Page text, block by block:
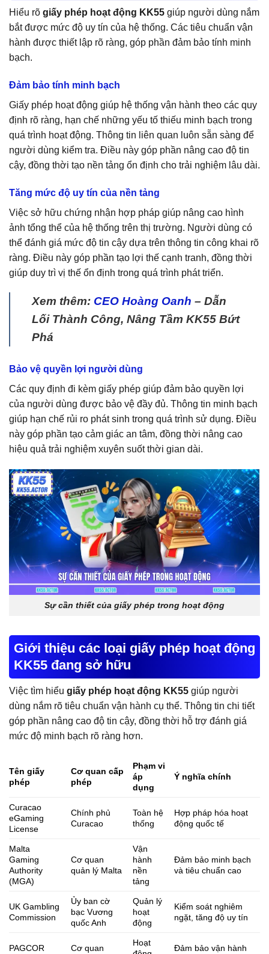
Hiểu rõ giấy phép hoạt động KK55 giúp người dùng nắm
bắt được mức độ uy tín của hệ thống. Các tiêu chuẩn vận
hành được thiết lập rõ ràng, góp phần đảm bảo tính minh
bạch.
Đảm bảo tính minh bạch
Giấy phép hoạt động giúp hệ thống vận hành theo các quy
định rõ ràng, hạn chế những yếu tố thiếu minh bạch trong
quá trình hoạt động. Thông tin liên quan luôn sẵn sàng để
người dùng kiểm tra. Điều này góp phần nâng cao độ tin
cậy, đồng thời tạo nền tảng ổn định cho trải nghiệm lâu dài.
Tăng mức độ uy tín của nền tảng
Việc sở hữu chứng nhận hợp pháp giúp nâng cao hình
ảnh tổng thể của hệ thống trên thị trường. Người dùng có
thể đánh giá mức độ tin cậy dựa trên thông tin công khai rõ
ràng. Điều này góp phần tạo lợi thế cạnh tranh, đồng thời
giúp duy trì vị thế ổn định trong quá trình phát triển.
Xem thêm: CEO Hoàng Oanh – Dẫn
Lối Thành Công, Nâng Tầm KK55 Bứt
Phá
Bảo vệ quyền lợi người dùng
Các quy định đi kèm giấy phép giúp đảm bảo quyền lợi
của người dùng được bảo vệ đầy đủ. Thông tin minh bạch
giúp hạn chế rủi ro phát sinh trong quá trình sử dụng. Điều
này góp phần tạo cảm giác an tâm, đồng thời nâng cao
hiệu quả trải nghiệm xuyên suốt thời gian dài.
Sự cần thiết của giấy phép trong hoạt động
Giới thiệu các loại giấy phép hoạt động
KK55 đang sở hữu
Việc tìm hiểu giấy phép hoạt động KK55 giúp người
dùng nắm rõ tiêu chuẩn vận hành cụ thể. Thông tin chi tiết
góp phần nâng cao độ tin cậy, đồng thời hỗ trợ đánh giá
mức độ minh bạch rõ ràng hơn.
Tên giấy
phép
Cơ quan cấp
phép
Phạm vi
áp
dụng
Ý nghĩa chính
Curacao
eGaming
License
Chính phủ
Curacao
Toàn hệ
thống
Hợp pháp hóa hoạt
động quốc tế
Malta
Gaming
Authority
(MGA)
Cơ quan
quản lý Malta
Vận
hành
nền
tảng
Đảm bảo minh bạch
và tiêu chuẩn cao
UK Gambling
Commission
Ủy ban cờ
bạc Vương
quốc Anh
Quản lý
hoạt
động
Kiểm soát nghiêm
ngặt, tăng độ uy tín
PAGCOR
Cơ quan
Hoạt
Đảm bảo vận hành